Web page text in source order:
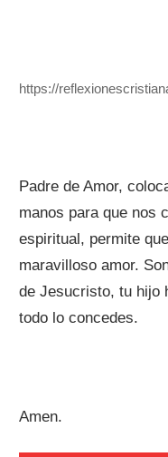
https://
Padre de Amor,
manos para que nos
espiritual, permite
maravilloso amor.
de Jesucristo, tu hijo
todo lo concedes.
Amen.